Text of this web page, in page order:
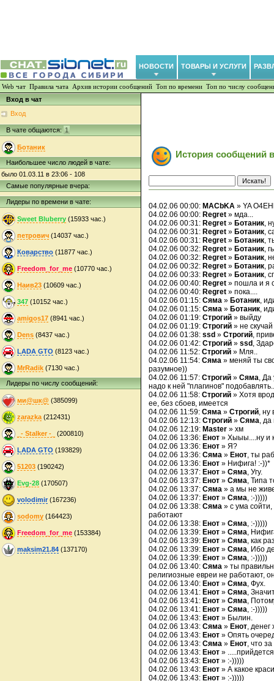
НОВОСТИ ТОВАРЫ И УСЛУГИ
Web чат Правила чата Архив истории сообщений Топ по времени Топ по числу
Вход в чат
Вход
В чате общаются: 1
Ботаник
Наибольшее число людей в чате:
было 01.03.11 в 23:06 - 108
Самые популярные вчера:
Лидеры по времени в чате:
Sweet Bluberry (15933 час.)
петрович (14037 час.)
Коварство (11877 час.)
Freedom_for_me (10770 час.)
Наив23 (10609 час.)
347 (10152 час.)
amigos17 (8941 час.)
Dens (8437 час.)
LADA GTO (8123 час.)
MrRadik (7130 час.)
Лидеры по числу сообщений:
ми@шк@ (385099)
zarazka (212431)
_- Stalker -_ (200810)
LADA GTO (193829)
51203 (190242)
Evg-28 (170507)
volodimir(167236)
sodomy (164423)
Freedom_for_me (153384)
maksim21.84 (137170)
История сообщений
04.02.06 00:00: MACbKA » YA
04.02.06 00:00: Regret » мда...
04.02.06 00:31: Regret » Ботаник,
04.02.06 00:31: Regret » Ботаник,
04.02.06 00:31: Regret » Ботаник,
04.02.06 00:32: Regret » Ботаник,
04.02.06 00:32: Regret » Ботаник,
04.02.06 00:32: Regret » Ботаник,
04.02.06 00:33: Regret » Ботаник,
04.02.06 00:40: Regret » пошла и я
04.02.06 00:40: Regret » пока....
04.02.06 01:15: Сяма » Ботаник,
04.02.06 01:15: Сяма » Ботаник,
04.02.06 01:19: Строгий » выйду
04.02.06 01:19: Строгий » не
04.02.06 01:38: ssd » Строгий,
04.02.06 01:42: Строгий » ssd ,
04.02.06 11:52: Строгий » Мля..
04.02.06 11:54: Сяма » меняй ты
разумное))
04.02.06 11:57: Строгий » Сяма, Да
надо к ней "плагинов"
04.02.06 11:58: Строгий » Хотя
ее, без сбоев, имеется
04.02.06 11:59: Сяма » Строгий, ну
04.02.06 12:13: Строгий » Сяма, да
04.02.06 12:19: Master » хм
04.02.06 13:36: Енот » Хыыы....ну и
04.02.06 13:36: Енот » Я?
04.02.06 13:36: Сяма » Енот, ты
04.02.06 13:36: Енот » Нифига! :-))*
04.02.06 13:37: Енот » Сяма, Угу.
04.02.06 13:37: Енот » Сяма, Типа
04.02.06 13:37: Сяма » а мы не
04.02.06 13:37: Енот » Сяма, :-)))))
04.02.06 13:38: Сяма » с ума
работают
04.02.06 13:38: Енот » Сяма, :-)))))
04.02.06 13:39: Енот » Сяма,
04.02.06 13:39: Енот » Сяма, как
04.02.06 13:39: Енот » Сяма, Ибо
04.02.06 13:39: Енот » Сяма, :-)))))
04.02.06 13:40: Сяма » ты
религиозные евреи не работают,
04.02.06 13:40: Енот » Сяма, Фух.
04.02.06 13:41: Енот » Сяма,
04.02.06 13:41: Енот » Сяма,
04.02.06 13:41: Енот » Сяма, :-)))))
04.02.06 13:43: Енот » Былин.
04.02.06 13:43: Сяма » Енот, денег
04.02.06 13:43: Енот » Опять
04.02.06 13:43: Сяма » Енот, что
04.02.06 13:43: Енот »
04.02.06 13:43: Енот » :-)))))
04.02.06 13:43: Енот » А какое
04.02.06 13:43: Енот » :-)))))